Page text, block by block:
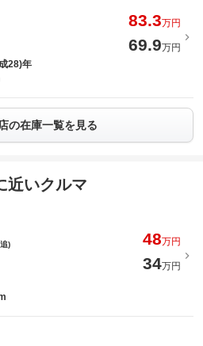
83.3万円
69.9万円
28)年
の在庫一覧を見る
近いクルマ
)
48万円
34万円